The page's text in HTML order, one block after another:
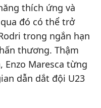
thích ứng và
đó có thể trở
trong ngắn hạn
thương. Thậm
Enzo Maresca từng
dẫn dắt đội U23